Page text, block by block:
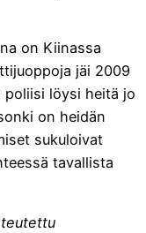
on Kiinassa
jäi 2009
poliisi löysi heitä jo
on heidän
sukuloivat
tavallista